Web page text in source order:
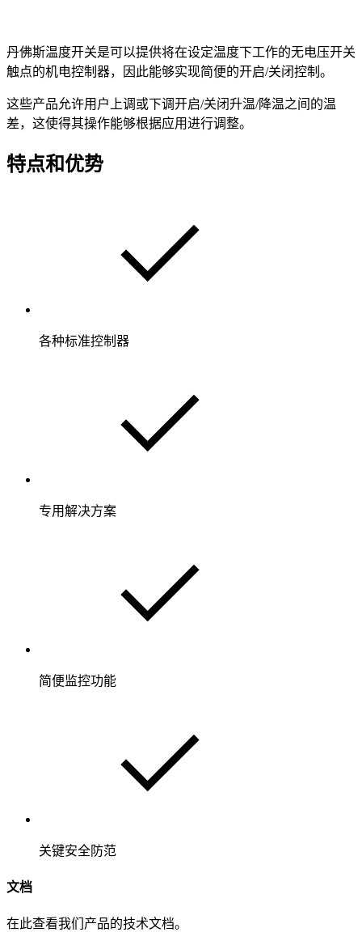
丹佛斯温度开关是可以提供将在设定温度下工作的无电压开关
触点的机电控制器，因此能够实现简便的开启/关闭控制。
这些产品允许用户上调或下调开启/关闭升温/降温之间的温
差，这使得其操作能够根据应用进行调整。
特点和优势
各种标准控制器
专用解决方案
简便监控功能
关键安全防范
文档
在此查看我们产品的技术文档。